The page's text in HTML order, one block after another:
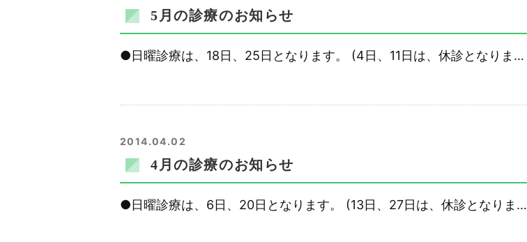
5月の診療のお知らせ
●日曜診療は、18日、25日となります。 (4日、11日は、休診となりま…
2014.04.02
4月の診療のお知らせ
●日曜診療は、6日、20日となります。 (13日、27日は、休診となりま…